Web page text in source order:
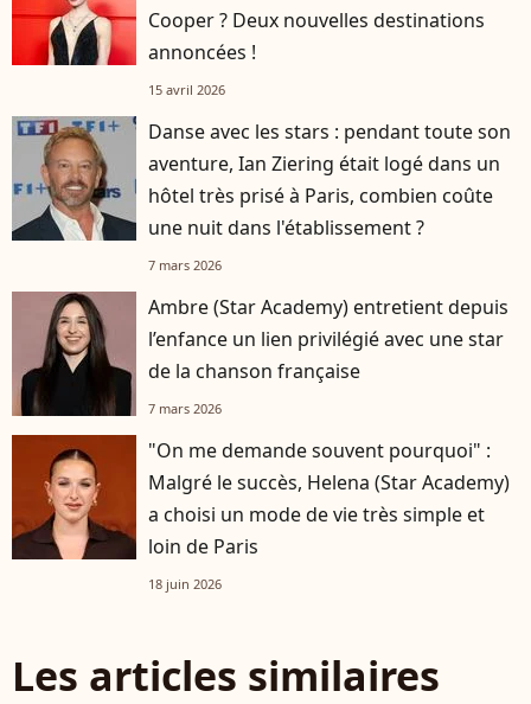
Cooper ? Deux nouvelles destinations
annoncées !
15 avril 2026
Danse avec les stars : pendant toute son
aventure, Ian Ziering était logé dans un
hôtel très prisé à Paris, combien coûte
une nuit dans l'établissement ?
7 mars 2026
Ambre (Star Academy) entretient depuis
l’enfance un lien privilégié avec une star
de la chanson française
7 mars 2026
"On me demande souvent pourquoi" :
Malgré le succès, Helena (Star Academy)
a choisi un mode de vie très simple et
loin de Paris
18 juin 2026
Les articles similaires